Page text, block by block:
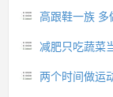
高跟鞋一族 多
减肥只吃蔬菜
两个时间做运